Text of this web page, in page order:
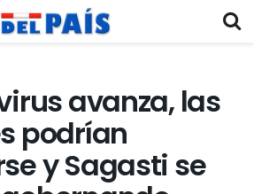
avanza, las
podrían
y Sagasti se